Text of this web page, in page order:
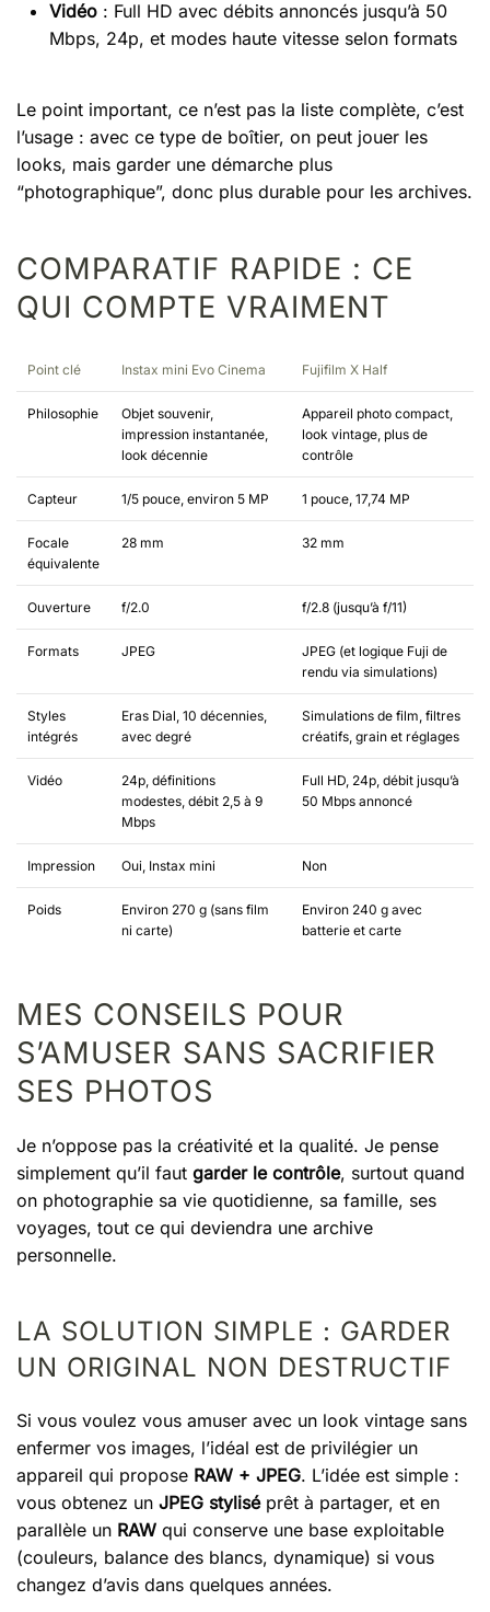
Vidéo : Full HD avec débits annoncés jusqu’à 50
Mbps, 24p, et modes haute vitesse selon formats
Le point important, ce n’est pas la liste complète, c’est
l’usage : avec ce type de boîtier, on peut jouer les
looks, mais garder une démarche plus
“photographique”, donc plus durable pour les archives.
COMPARATIF RAPIDE : CE
QUI COMPTE VRAIMENT
Point clé Instax mini Evo Cinema Fujifilm X Half
Philosophie
Objet souvenir,
impression instantanée,
look décennie
Appareil photo compact,
look vintage, plus de
contrôle
Capteur 1/5 pouce, environ 5 MP 1 pouce, 17,74 MP
Focale
équivalente
28 mm 32 mm
Ouverture f/2.0 f/2.8 (jusqu’à f/11)
Formats JPEG
JPEG (et logique Fuji de
rendu via simulations)
Styles
intégrés
Eras Dial, 10 décennies,
avec degré
Simulations de film, filtres
créatifs, grain et réglages
Vidéo
24p, définitions
modestes, débit 2,5 à 9
Mbps
Full HD, 24p, débit jusqu’à
50 Mbps annoncé
Impression Oui, Instax mini Non
Poids
Environ 270 g (sans film
ni carte)
Environ 240 g avec
batterie et carte
MES CONSEILS POUR
S’AMUSER SANS SACRIFIER
SES PHOTOS
Je n’oppose pas la créativité et la qualité. Je pense
simplement qu’il faut garder le contrôle, surtout quand
on photographie sa vie quotidienne, sa famille, ses
voyages, tout ce qui deviendra une archive
personnelle.
LA SOLUTION SIMPLE : GARDER
UN ORIGINAL NON DESTRUCTIF
Si vous voulez vous amuser avec un look vintage sans
enfermer vos images, l’idéal est de privilégier un
appareil qui propose RAW + JPEG. L’idée est simple :
vous obtenez un JPEG styliséprêt à partager, et en
parallèle un RAW qui conserve une base exploitable
(couleurs, balance des blancs, dynamique) si vous
changez d’avis dans quelques années.